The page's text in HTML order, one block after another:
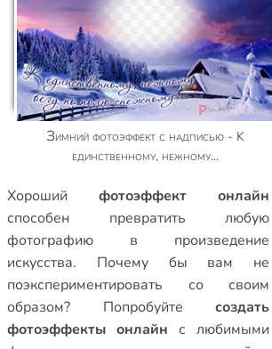
Зимний фотоэффект с надписью - K
единственному, нежному...
Xорошийфотоэффект онлайн
способен превратить любую
фотографию в произведение
искусства. Почему бы вам не
поэкспериментировать со своим
образом? Попробуйтесоздать
фотоэффекты онлайн с любимыми